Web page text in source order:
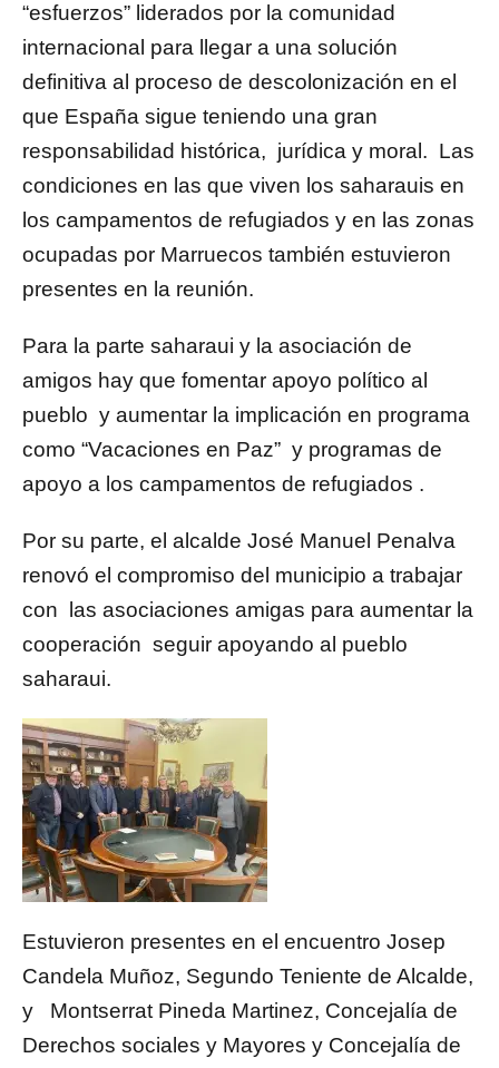
“esfuerzos” liderados por la comunidad
internacional para llegar a una solución
definitiva al proceso de descolonización en el
que España sigue teniendo una gran
responsabilidad histórica, jurídica y moral. Las
condiciones en las que viven los saharauis en
los campamentos de refugiados y en las zonas
ocupadas por Marruecos también estuvieron
presentes en la reunión.
Para la parte saharaui y la asociación de
amigos hay que fomentar apoyo político al
pueblo y aumentar la implicación en programa
como “Vacaciones en Paz” y programas de
apoyo a los campamentos de refugiados .
Por su parte, el alcalde José Manuel Penalva
renovó el compromiso del municipio a trabajar
con las asociaciones amigas para aumentar la
cooperación seguir apoyando al pueblo
saharaui.
Estuvieron presentes en el encuentro Josep
Candela Muñoz, Segundo Teniente de Alcalde,
y Montserrat Pineda Martinez, Concejalía de
Derechos sociales y Mayores y Concejalía de